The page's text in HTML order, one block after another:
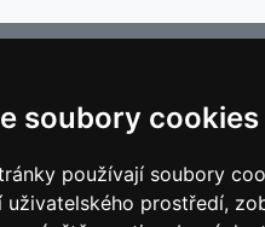
soubory cookies
používají soubory
uživatelského prostředí,